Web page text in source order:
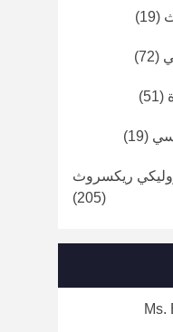
(19)
(72)
(51)
(19)
ريكسروث
(205)
Ms.